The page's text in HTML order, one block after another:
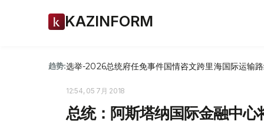
KAZINFORM
趋势:选举-2026总统府任免事件国情咨文跨里海国际运输
12:54, 05 7月 2018
总统：阿斯塔纳国际金融中